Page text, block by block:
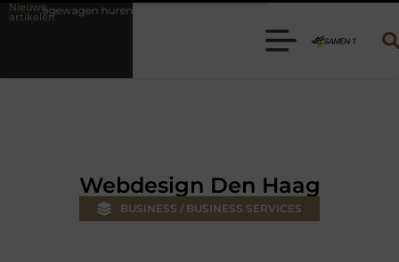
Nieuwe
artikelen
Kies de juiste aanhanger voor jouw klus
Webdesign Den Haag
BUSINESS / BUSINESS SERVICES